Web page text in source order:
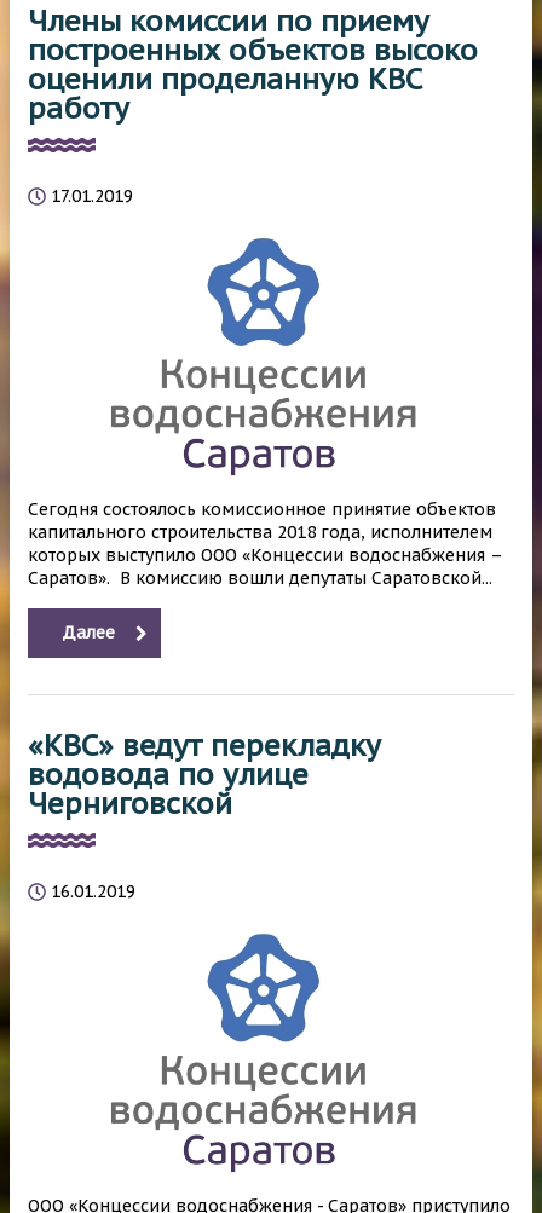
Члены комиссии по приему
построенных объектов высоко
оценили проделанную КВС
работу
17.01.2019
Сегодня состоялось комиссионное принятие объектов
капитального строительства 2018 года, исполнителем
которых выступило ООО «Концессии водоснабжения –
Саратов». В комиссию вошли депутаты Саратовской...
Далее
«КВС» ведут перекладку
водовода по улице
Черниговской
16.01.2019
ООО «Концессии водоснабжения - Саратов» приступило